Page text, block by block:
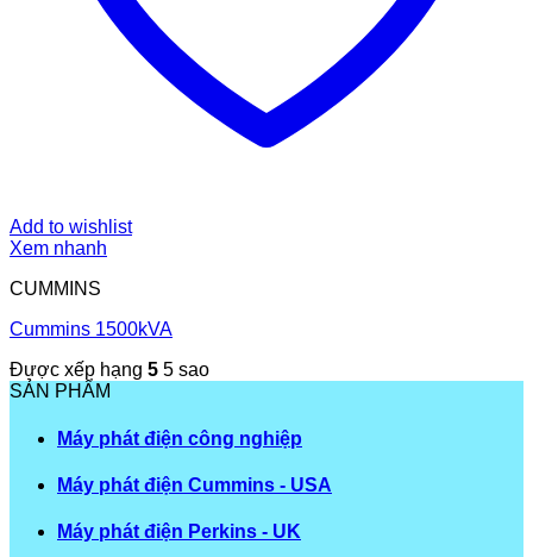
Add to wishlist
Xem nhanh
CUMMINS
Cummins 1500kVA
Được xếp hạng 5 5 sao
SẢN PHẨM
Máy phát điện công nghiệp
Máy phát điện Cummins - USA
Máy phát điện Perkins - UK